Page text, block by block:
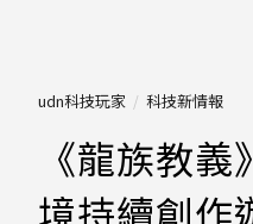
udn科技玩家 科技新情報
《龍族教
境持續創作